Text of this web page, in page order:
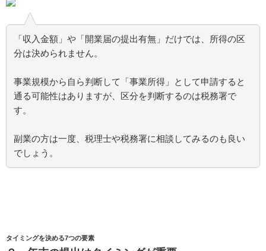
「収入金額」や「開業届の提出有無」だけでは、所得の区
分は決められません。
事業規模から自ら判断して「事業所得」として申請すると
通る可能性はありますが、区分を判断するのは税務署で
す。
副業の方は一度、税理士や税務署に相談してみるのも良い
でしょう。
タイミングを決める7つの要素